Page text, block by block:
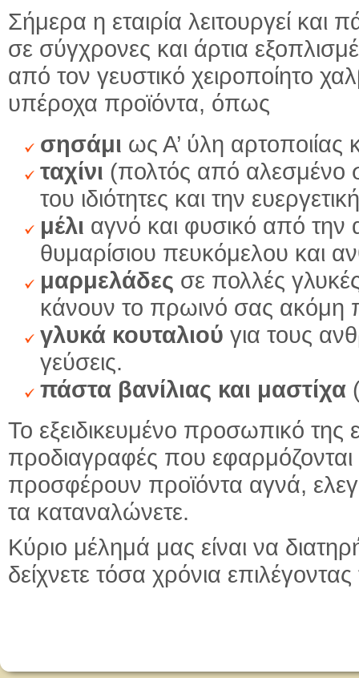
Σήμερα η εταιρία λειτουργεί και
σε σύγχρονες και άρτια
από τον γευστικό χειροποίητο
υπέροχα προϊόντα, όπως
σησάμι ως Α’ ύλη αρτοποιίας
ταχίνι (πολτός από αλεσμένο
του ιδιότητες και την
μέλι αγνό και φυσικό από την
θυμαρίσιου πευκόμελου και
μαρμελάδες σε πολλές
κάνουν το πρωινό σας ακόμη
γλυκά κουταλιού για τους
γεύσεις.
πάστα βανίλιας και μαστίχα
Το εξειδικευμένο προσωπικό της
προδιαγραφές που
προσφέρουν προϊόντα αγνά,
τα καταναλώνετε.
Κύριο μέλημά μας είναι να
δείχνετε τόσα χρόνια